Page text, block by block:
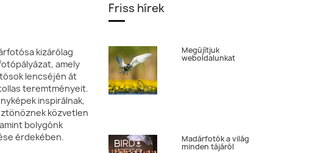
kizárólag
amely
lencséjén át
teremtményeit.
inspirálnak,
közvetlen
bolygónk
érdekében.
Friss hírek
Megújítjuk
weboldalunkat
Madárfotók a világ
minden tájáról